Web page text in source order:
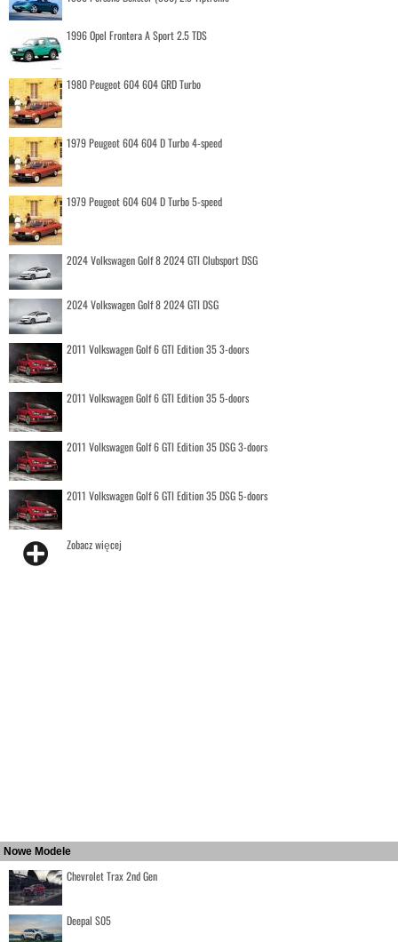
1996 Opel Frontera A Sport 2.5 TDS
1980 Peugeot 604 604 GRD Turbo
1979 Peugeot 604 604 D Turbo 4-speed
1979 Peugeot 604 604 D Turbo 5-speed
2024 Volkswagen Golf 8 2024 GTI Clubsport DSG
2024 Volkswagen Golf 8 2024 GTI DSG
2011 Volkswagen Golf 6 GTI Edition 35 3-doors
2011 Volkswagen Golf 6 GTI Edition 35 5-doors
2011 Volkswagen Golf 6 GTI Edition 35 DSG 3-doors
2011 Volkswagen Golf 6 GTI Edition 35 DSG 5-doors
Zobacz więcej
Nowe Modele
Chevrolet Trax 2nd Gen
Deepal S05